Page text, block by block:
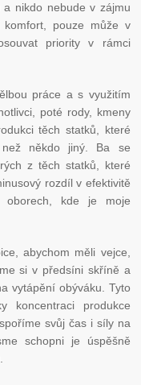
nikdo nebude v zájmu
komfort, pouze může v
priority v rámci
práce a s využitím
poté rody, kmeny
těch statků, které
než někdo jiný. Ba se
z těch statků, které
rozdíl v efektivitě
kde je moje
abychom měli vejce,
si v předsíni skříně a
vytápění obýváku. Tyto
koncentraci produkce
svůj čas i síly na
schopni je úspěšně